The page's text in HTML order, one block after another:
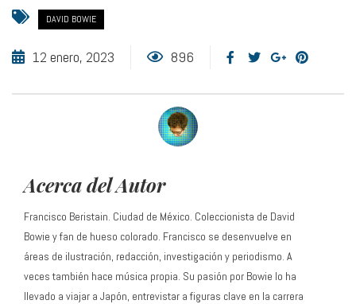
DAVID BOWIE
12 enero, 2023 896
Acerca del Autor
Francisco Beristain. Ciudad de México. Coleccionista de David
Bowie y fan de hueso colorado. Francisco se desenvuelve en
áreas de ilustración, redacción, investigación y periodismo. A
veces también hace música propia. Su pasión por Bowie lo ha
llevado a viajar a Japón, entrevistar a figuras clave en la carrera